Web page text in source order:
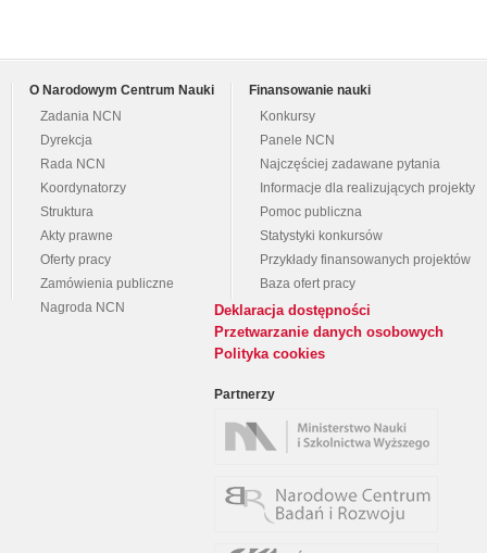
O Narodowym Centrum Nauki
Zadania NCN
Dyrekcja
Rada NCN
Koordynatorzy
Struktura
Akty prawne
Oferty pracy
Zamówienia publiczne
Nagroda NCN
Finansowanie nauki
Konkursy
Panele NCN
Najczęściej zadawane pytania
Informacje dla realizujących projekty
Pomoc publiczna
Statystyki konkursów
Przykłady finansowanych projektów
Baza ofert pracy
Deklaracja dostępności
Przetwarzanie danych osobowych
Polityka cookies
Partnerzy